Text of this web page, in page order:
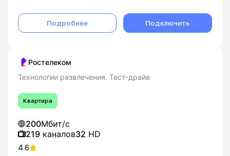
Подробнее Подключить
Ростелеком
Технологии развлечения. Тест-драйв
Квартира
200Мбит/с
219 каналов32 HD
4.6